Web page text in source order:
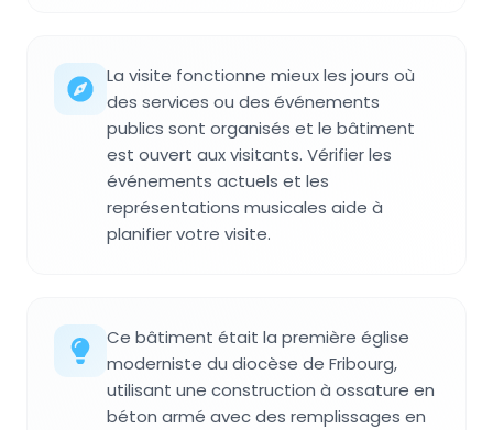
La visite fonctionne mieux les jours où
des services ou des événements
publics sont organisés et le bâtiment
est ouvert aux visitants. Vérifier les
événements actuels et les
représentations musicales aide à
planifier votre visite.
Ce bâtiment était la première église
moderniste du diocèse de Fribourg,
utilisant une construction à ossature en
béton armé avec des remplissages en